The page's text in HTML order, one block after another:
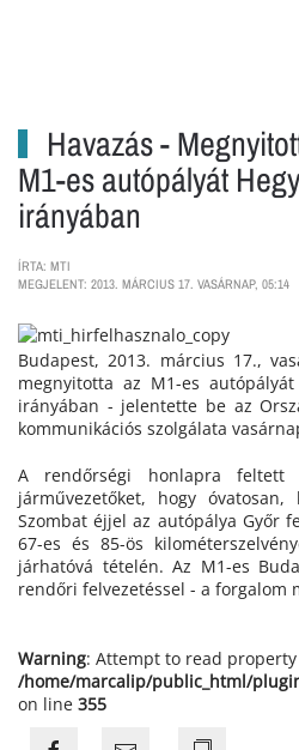
Havazás -
M1-es autópályát
irányában
ÍRTA: MTI
MEGJELENT: 2013. MÁRCIUS 17. VASÁRNAP, 05:14
Budapest, 2013. március 17.,
megnyitotta az M1-es
irányában - jelentette be az
kommunikációs szolgálata
A rendőrségi honlapra
járművezetőket, hogy óvatosan,
Szombat éjjel az autópálya Győr
67-es és 85-ös
járhatóvá tételén. Az M1-es
rendőri felvezetéssel - a forgalom
Warning: Attempt to read
/home/marcalip/public_html/
on line 355